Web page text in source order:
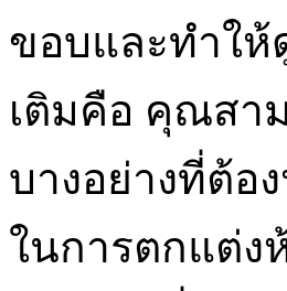
ขอบและทำให้
เติมคือ คุณสา
บางอย่างที่ต้อ
ในการตกแต่ง